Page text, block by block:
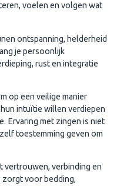
voelen en volgen wat
ontspanning, helderheid
je persoonlijk
rust en integratie
op een veilige manier
intuïtie willen verdiepen
Ervaring met zingen is niet
toestemming geven om
vertrouwen, verbinding en
zorgt voor bedding,